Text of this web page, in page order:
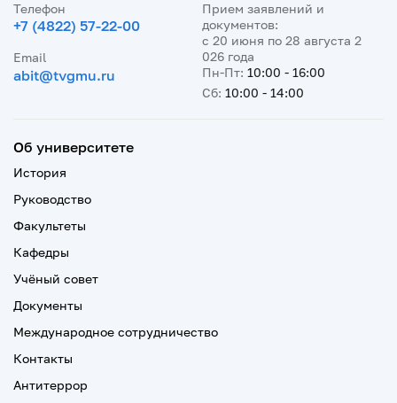
Телефон
+7 (4822) 57-22-00
Email
abit@tvgmu.ru
Прием заявлений и
документов:
с 20 июня по 28 августа 2
026 года
Пн-Пт: 10:00 - 16:00
Сб: 10:00 - 14:00
Об университете
История
Руководство
Факультеты
Кафедры
Учёный совет
Документы
Международное сотрудничество
Контакты
Антитеррор